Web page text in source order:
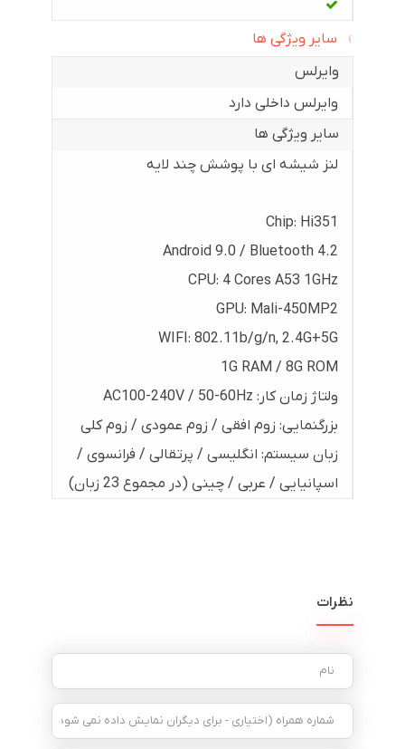
سایر ویژگی ها
وایرلس
وایرلس داخلی دارد
سایر ویژگی ها
لنز شیشه ای با پوشش چند لایه
Chip: Hi351
Android 9.0 / Bluetooth 4.2
CPU: 4 Cores A53 1GHz
GPU: Mali-450MP2
WIFI: 802.11b/g/n, 2.4G+5G
1G RAM / 8G ROM
ولتاژ زمان کار: AC100-240V / 50-60Hz
بزرگنمایی: زوم افقی / زوم عمودی / زوم کلی
زبان سیستم: انگلیسی / پرتقالی / فرانسوی /
اسپانیایی / عربی / چینی (در مجموع 23 زبان)
نظرات